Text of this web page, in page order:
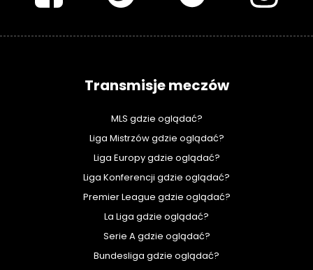
Transmisje meczów
MLS gdzie oglądać?
Liga Mistrzów gdzie oglądać?
Liga Europy gdzie oglądać?
Liga Konferencji gdzie oglądać?
Premier League gdzie oglądać?
La Liga gdzie oglądać?
Serie A gdzie oglądać?
Bundesliga gdzie oglądać?